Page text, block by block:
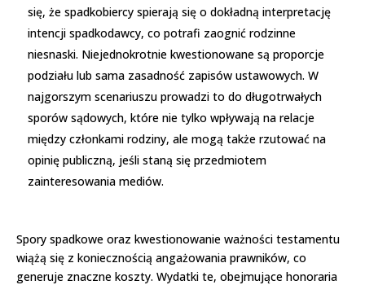
się, że spadkobiercy spierają się o dokładną interpretację
intencji spadkodawcy, co potrafi zaognić rodzinne
niesnaski. Niejednokrotnie kwestionowane są proporcje
podziału lub sama zasadność zapisów ustawowych. W
najgorszym scenariuszu prowadzi to do długotrwałych
sporów sądowych, które nie tylko wpływają na relacje
między członkami rodziny, ale mogą także rzutować na
opinię publiczną, jeśli staną się przedmiotem
zainteresowania mediów.
Spory spadkowe oraz kwestionowanie ważności testamentu
wiążą się z koniecznością angażowania prawników, co
generuje znaczne koszty. Wydatki te, obejmujące honoraria